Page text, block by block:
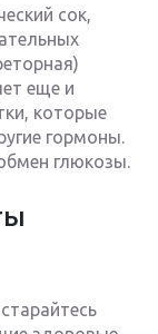
сок,
еще и
которые
гормоны.
глюкозы.